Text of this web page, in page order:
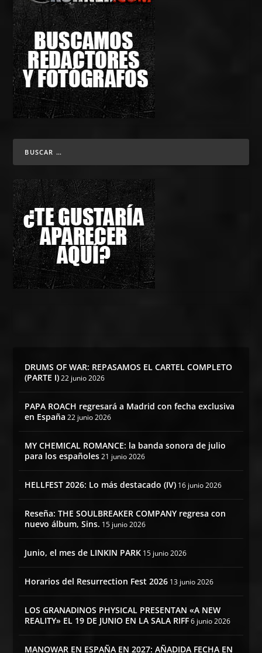
DRUMS OF WAR: REPASAMOS EL CARTEL COMPLETO
(PARTE I) 22 junio 2026
PAPA ROACH regresará a Madrid con fecha exclusiva
en España 22 junio 2026
MY CHEMICAL ROMANCE: la banda sonora de julio
para los españoles 21 junio 2026
HELLFEST 2026: Lo más destacado (IV) 16 junio 2026
Reseña: THE SOULBREAKER COMPANY regresa con
nuevo álbum, Sins. 15 junio 2026
Junio, el mes de LINKIN PARK 15 junio 2026
Horarios del Resurrection Fest 2026 13 junio 2026
LOS GRANADINOS PHYSICAL PRESENTAN «A NEW
REALITY» EL 19 DE JUNIO EN LA SALA RIFF 6 junio 2026
MANOWAR EN ESPAÑA EN 2027: AÑADIDA FECHA EN